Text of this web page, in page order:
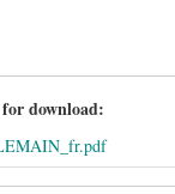
download: